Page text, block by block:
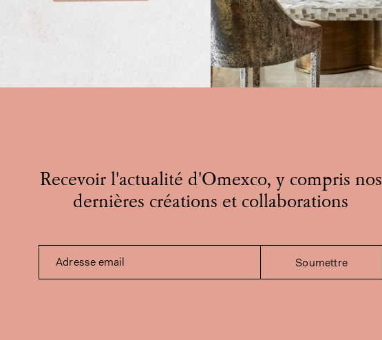
Recevoir l'actualité d'Omexco, y compris nos
dernières créations et collaborations
Adresse email Soumettre